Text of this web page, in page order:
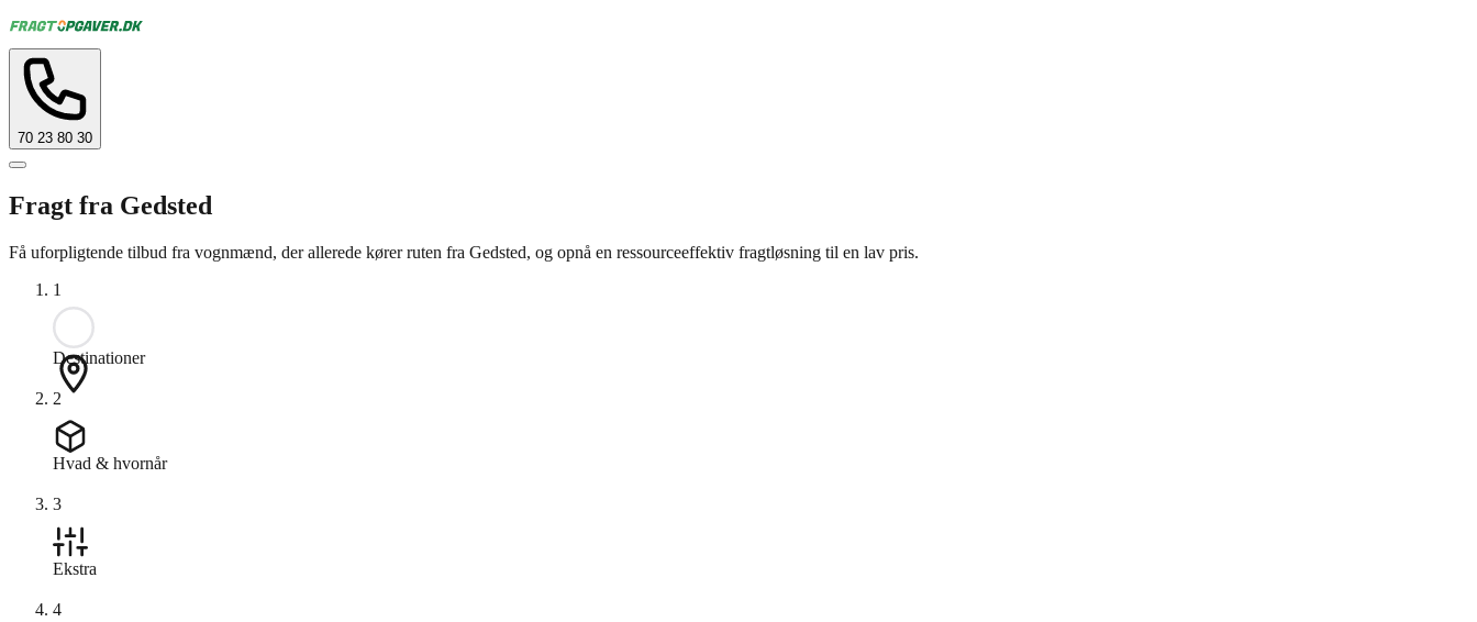
70 23 80 30
Fragt fra Gedsted
Få uforpligtende tilbud fra vognmænd, der allerede kører ruten fra Gedsted, og opnå en ressourceeffektiv fragtløsning til en lav pris.
1
Destinationer
2
Hvad & hvornår
3
Ekstra
4